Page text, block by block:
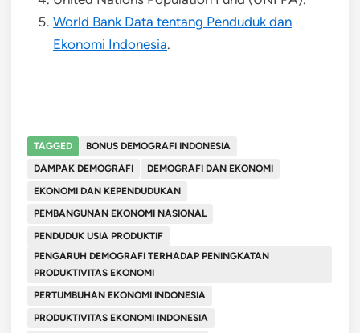
World Bank Data tentang Penduduk dan
Ekonomi Indonesia.
TAGGED
BONUS DEMOGRAFI INDONESIA
DAMPAK DEMOGRAFI
DEMOGRAFI DAN EKONOMI
EKONOMI DAN KEPENDUDUKAN
PEMBANGUNAN EKONOMI NASIONAL
PENDUDUK USIA PRODUKTIF
PENGARUH DEMOGRAFI TERHADAP PENINGKATAN
PRODUKTIVITAS EKONOMI
PERTUMBUHAN EKONOMI INDONESIA
PRODUKTIVITAS EKONOMI INDONESIA